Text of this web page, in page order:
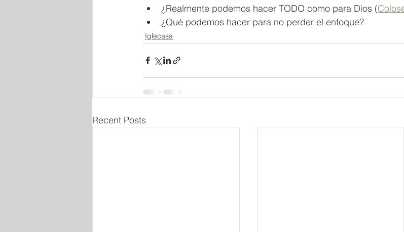
¿Realmente podemos hacer TODO como para Dios (
¿Qué podemos hacer para no perder el enfoque?
Iglecasa
Recent Posts